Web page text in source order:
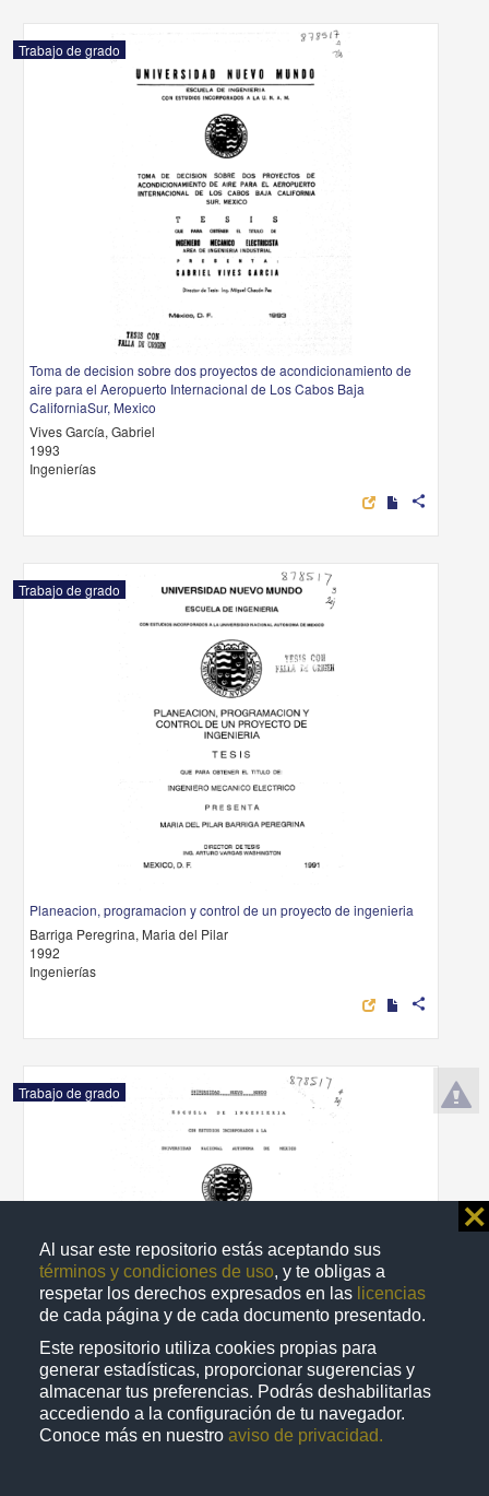
Al usar este repositorio estás aceptando sus
términos y condiciones de uso, y te obligas a
respetar los derechos expresados en las licencias
de cada página y de cada documento presentado.
Este repositorio utiliza cookies propias para
generar estadísticas, proporcionar sugerencias y
almacenar tus preferencias. Podrás deshabilitarlas
accediendo a la configuración de tu navegador.
Conoce más en nuestro aviso de privacidad.
⨯
Trabajo de grado
Toma de decision sobre dos proyectos de acondicionamiento de
aire para el Aeropuerto Internacional de Los Cabos Baja
CaliforniaSur, Mexico
Vives García, Gabriel
1993
Ingenierías
share
Trabajo de grado
Planeacion, programacion y control de un proyecto de ingenieria
Barriga Peregrina, Maria del Pilar
1992
Ingenierías
share
Trabajo de grado
Estudio y proyecto de una fabrica de papel Kraft semi-Kraft y cajas
de empaque situada en Guadalajara, Jalisco